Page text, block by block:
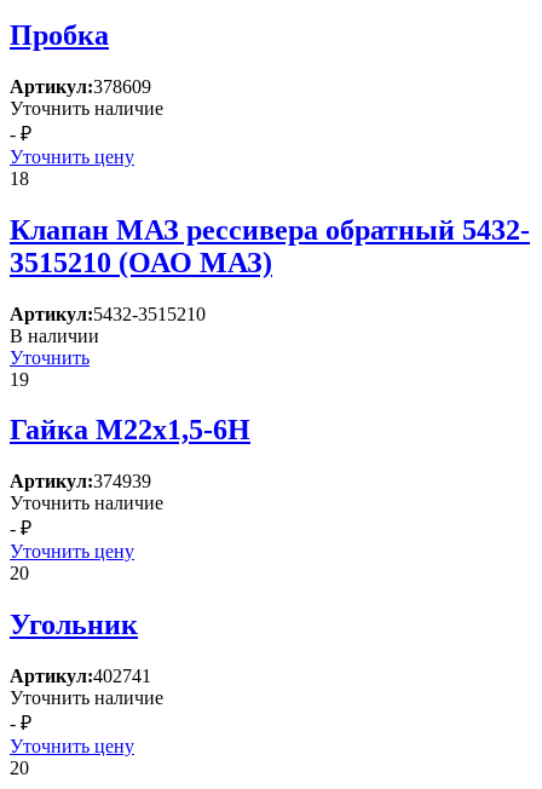
Пробка
Артикул:378609
Уточнить наличие
- ₽
Уточнить цену
18
Клапан МАЗ рессивера обратный 5432-
3515210 (ОАО МАЗ)
Артикул:5432-3515210
В наличии
Уточнить
19
Гайка М22х1,5-6Н
Артикул:374939
Уточнить наличие
- ₽
Уточнить цену
20
Угольник
Артикул:402741
Уточнить наличие
- ₽
Уточнить цену
20